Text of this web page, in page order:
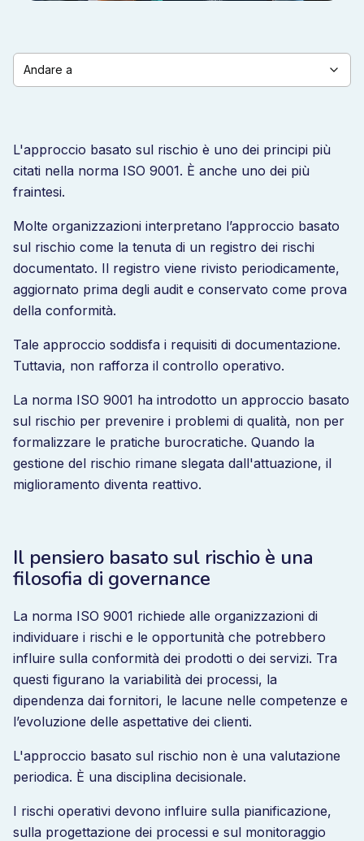
Andare a
L'approccio basato sul rischio è uno dei principi più
citati nella norma ISO 9001. È anche uno dei più
fraintesi.
Molte organizzazioni interpretano l’approccio basato
sul rischio come la tenuta di un registro dei rischi
documentato. Il registro viene rivisto periodicamente,
aggiornato prima degli audit e conservato come prova
della conformità.
Tale approccio soddisfa i requisiti di documentazione.
Tuttavia, non rafforza il controllo operativo.
La norma ISO 9001 ha introdotto un approccio basato
sul rischio per prevenire i problemi di qualità, non per
formalizzare le pratiche burocratiche. Quando la
gestione del rischio rimane slegata dall'attuazione, il
miglioramento diventa reattivo.
Il pensiero basato sul rischio è una
filosofia di governance
La norma ISO 9001 richiede alle organizzazioni di
individuare i rischi e le opportunità che potrebbero
influire sulla conformità dei prodotti o dei servizi. Tra
questi figurano la variabilità dei processi, la
dipendenza dai fornitori, le lacune nelle competenze e
l’evoluzione delle aspettative dei clienti.
L'approccio basato sul rischio non è una valutazione
periodica. È una disciplina decisionale.
I rischi operativi devono influire sulla pianificazione,
sulla progettazione dei processi e sul monitoraggio